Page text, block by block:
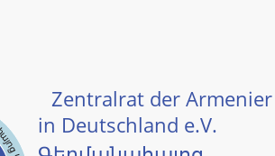
Zentralrat der Armenier
in Deutschland e.V.